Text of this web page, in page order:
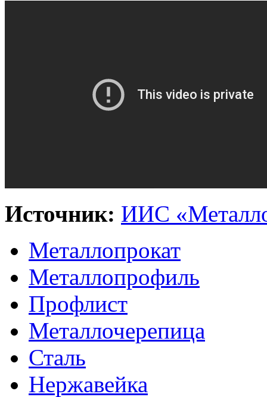
Источник: ИИС
Металлопрокат
Металлопрофиль
Профлист
Металлочерепица
Сталь
Нержавейка